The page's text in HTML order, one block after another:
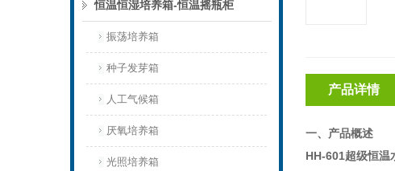
恒温恒湿培养箱-恒温摇瓶柜
振荡培养箱
种子发芽箱
人工气候箱
厌氧培养箱
光照培养箱
产品详情
一、产品概述
HH-601超级恒温